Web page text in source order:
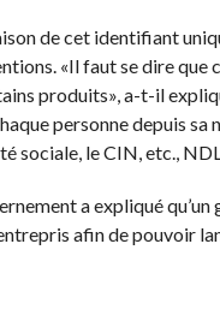
de cet identifiant
«Il faut se dire que
produits», a-t-il
personne depuis
sociale, le CIN, etc.,
a expliqué
afin de pouvoir